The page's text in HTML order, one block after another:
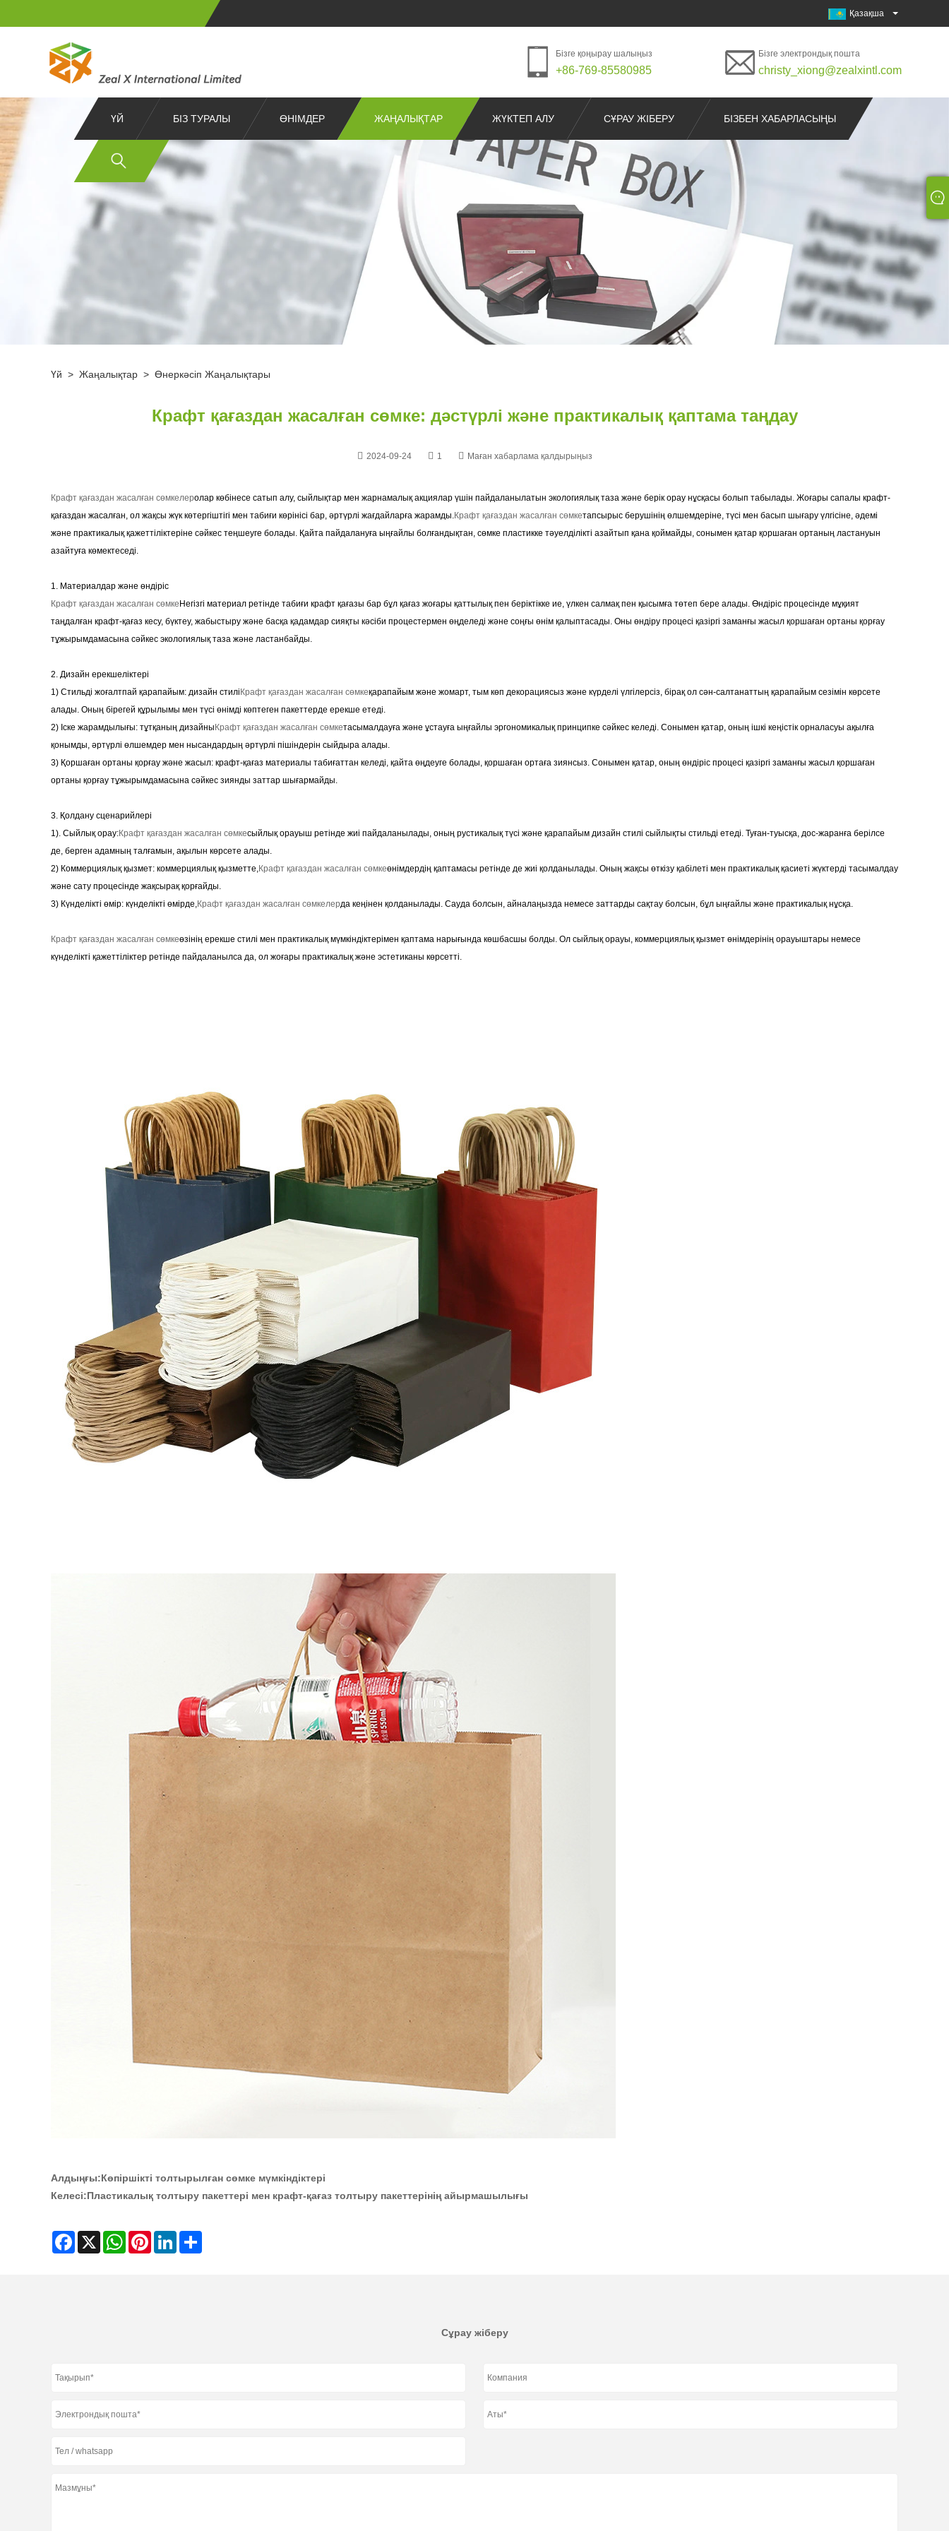
Қазақша
Бізге қоңырау шалыңыз
+86-769-85580985
Бізге электрондық пошта
christy_xiong@zealxintl.com
ҮЙ БІЗ ТУРАЛЫ ӨНІМДЕР ЖАҢАЛЫҚТАР ЖҮКТЕП АЛУ СҰРАУ ЖІБЕРУ БІЗБЕН ХАБАРЛАСЫҢЫ
Үй > Жаңалықтар > Өнеркәсіп Жаңалықтары
Крафт қағаздан жасалған сөмке: дәстүрлі және практикалық қаптама таңдау
2024-09-24 1 Маған хабарлама қалдырыңыз
Крафт қағаздан жасалған сөмкелеролар көбінесе сатып алу, сыйлықтар мен жарнамалық акциялар үшін пайдаланылатын экологиялық таза және берік орау нұсқасы болып табылады. Жоғары сапалы крафт-
қағаздан жасалған, ол жақсы жүк көтергіштігі мен табиғи көрінісі бар, әртүрлі жағдайларға жарамды.Крафт қағаздан жасалған сөмкетапсырыс берушінің өлшемдеріне, түсі мен басып шығару үлгісіне, әдемі
және практикалық қажеттіліктеріне сәйкес теңшеуге болады. Қайта пайдалануға ыңғайлы болғандықтан, сөмке пластикке тәуелділікті азайтып қана қоймайды, сонымен қатар қоршаған ортаның ластануын
азайтуға көмектеседі.
1. Материалдар және өндіріс
Крафт қағаздан жасалған сөмке Негізгі материал ретінде табиғи крафт қағазы бар бұл қағаз жоғары қаттылық пен беріктікке ие, үлкен салмақ пен қысымға төтеп бере алады. Өндіріс процесінде мұқият
таңдалған крафт-қағаз кесу, бүктеу, жабыстыру және басқа қадамдар сияқты кәсіби процестермен өңделеді және соңғы өнім қалыптасады. Оны өндіру процесі қазіргі заманғы жасыл қоршаған ортаны қорғау
тұжырымдамасына сәйкес экологиялық таза және ластанбайды.
2. Дизайн ерекшеліктері
1) Стильді жоғалтпай қарапайым: дизайн стилі Крафт қағаздан жасалған сөмкеқарапайым және жомарт, тым көп декорациясыз және күрделі үлгілерсіз, бірақ ол сән-салтанаттың қарапайым сезімін көрсете
алады. Оның бірегей құрылымы мен түсі өнімді көптеген пакеттерде ерекше етеді.
2) Іске жарамдылығы: тұтқаның дизайны Крафт қағаздан жасалған сөмкетасымалдауға және ұстауға ыңғайлы эргономикалық принципке сәйкес келеді. Сонымен қатар, оның ішкі кеңістік орналасуы ақылға
қонымды, әртүрлі өлшемдер мен нысандардың әртүрлі пішіндерін сыйдыра алады.
3) Қоршаған ортаны қорғау және жасыл: крафт-қағаз материалы табиғаттан келеді, қайта өңдеуге болады, қоршаған ортаға зиянсыз. Сонымен қатар, оның өндіріс процесі қазіргі заманғы жасыл қоршаған
ортаны қорғау тұжырымдамасына сәйкес зиянды заттар шығармайды.
3. Қолдану сценарийлері
1). Сыйлық орау:Крафт қағаздан жасалған сөмкесыйлық орауыш ретінде жиі пайдаланылады, оның рустикалық түсі және қарапайым дизайн стилі сыйлықты стильді етеді. Туған-туысқа, дос-жаранға берілсе
де, берген адамның талғамын, ақылын көрсете алады.
2) Коммерциялық қызмет: коммерциялық қызметте,Крафт қағаздан жасалған сөмкеөнімдердің қаптамасы ретінде де жиі қолданылады. Оның жақсы өткізу қабілеті мен практикалық қасиеті жүктерді тасымалдау
және сату процесінде жақсырақ қорғайды.
3) Күнделікті өмір: күнделікті өмірде,Крафт қағаздан жасалған сөмкелерда кеңінен қолданылады. Сауда болсын, айналаңызда немесе заттарды сақтау болсын, бұл ыңғайлы және практикалық нұсқа.
Крафт қағаздан жасалған сөмкеөзінің ерекше стилі мен практикалық мүмкіндіктерімен қаптама нарығында көшбасшы болды. Ол сыйлық орауы, коммерциялық қызмет өнімдерінің орауыштары немесе
күнделікті қажеттіліктер ретінде пайдаланылса да, ол жоғары практикалық және эстетиканы көрсетті.
Алдыңғы:Көпіршікті толтырылған сөмке мүмкіндіктері
Келесі:Пластикалық толтыру пакеттері мен крафт-қағаз толтыру пакеттерінің айырмашылығы
Facebook WhatsAppPinterestLinkedIn
Сұрау жіберу